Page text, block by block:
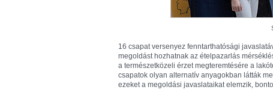
16 csapat versenyez fenntarthatósági
megoldást hozhatnak az ételpazarlás
a természetközeli érzet megteremtésére a
csapatok olyan alternatív anyagokban látták
ezeket a megoldási javaslataikat elemzik,